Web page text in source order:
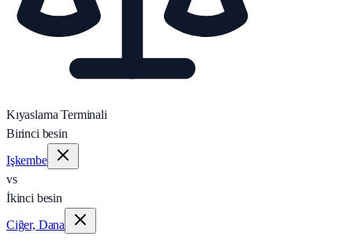
Kıyaslama Terminali
Birinci besin
Işkembe
vs
İkinci besin
Ciğer, Dana